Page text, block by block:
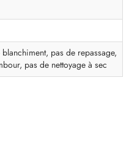
pas de repassage,
pas de nettoyage à sec